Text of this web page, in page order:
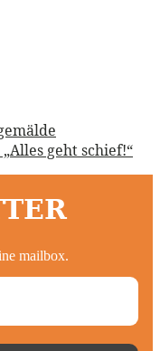
geht schief!“
mailbox.